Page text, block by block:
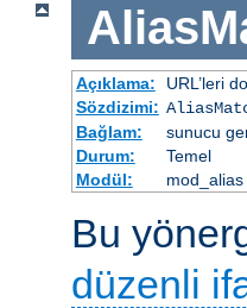
Açıklama:
URL’leri
Sözdizimi:
Bağlam:
sunucu
Durum:
Temel
Modül:
mod_alias
Bu
düzenli